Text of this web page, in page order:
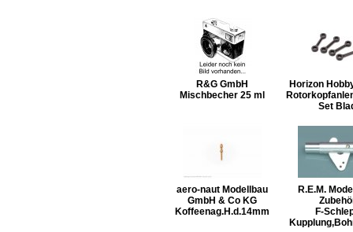
R&G GmbH
Mischbecher 25 ml
Horizon
Set
aero-naut Modellbau
GmbH & Co KG
Koffeenag.H.d.14mm
R.E.M.
F-